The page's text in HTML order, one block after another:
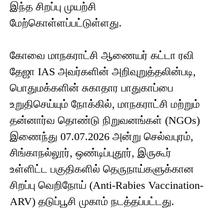
இந்த சிறப்பு முயற்சி
மேற்கொள்ளப்பட்டுள்ளது.
கோவை மாநகராட்சி ஆணையர் கட்டா ரவி
தேஜா IAS அவர்களின் அறிவுறுத்தலின்படி,
பொதுமக்களின் சுகாதார பாதுகாப்பை
உறுதிசெய்யும் நோக்கில், மாநகராட்சி மற்றும்
தன்னார்வ தொண்டு நிறுவனங்கள் (NGOs)
இணைந்து 07.07.2026 அன்று செல்வபுரம்,
சிங்காநல்லூர், ஒண்டிப்புதூர், இருகூர்
உள்ளிட்ட பகுதிகளில் தெருநாய்களுக்கான
சிறப்பு வெறிநோய் (Anti-Rabies Vaccination-
ARV) தடுப்பூசி முகாம் நடத்தப்பட்டது.